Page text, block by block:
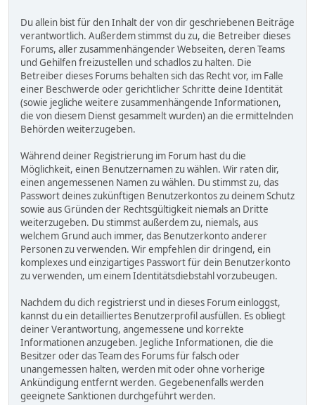
Du allein bist für den Inhalt der von dir geschriebenen Beiträge
verantwortlich. Außerdem stimmst du zu, die Betreiber dieses
Forums, aller zusammenhängender Webseiten, deren Teams
und Gehilfen freizustellen und schadlos zu halten. Die
Betreiber dieses Forums behalten sich das Recht vor, im Falle
einer Beschwerde oder gerichtlicher Schritte deine Identität
(sowie jegliche weitere zusammenhängende Informationen,
die von diesem Dienst gesammelt wurden) an die ermittelnden
Behörden weiterzugeben.
Während deiner Registrierung im Forum hast du die
Möglichkeit, einen Benutzernamen zu wählen. Wir raten dir,
einen angemessenen Namen zu wählen. Du stimmst zu, das
Passwort deines zukünftigen Benutzerkontos zu deinem Schutz
sowie aus Gründen der Rechtsgültigkeit niemals an Dritte
weiterzugeben. Du stimmst außerdem zu, niemals, aus
welchem Grund auch immer, das Benutzerkonto anderer
Personen zu verwenden. Wir empfehlen dir dringend, ein
komplexes und einzigartiges Passwort für dein Benutzerkonto
zu verwenden, um einem Identitätsdiebstahl vorzubeugen.
Nachdem du dich registrierst und in dieses Forum einloggst,
kannst du ein detailliertes Benutzerprofil ausfüllen. Es obliegt
deiner Verantwortung, angemessene und korrekte
Informationen anzugeben. Jegliche Informationen, die die
Besitzer oder das Team des Forums für falsch oder
unangemessen halten, werden mit oder ohne vorherige
Ankündigung entfernt werden. Gegebenenfalls werden
geeignete Sanktionen durchgeführt werden.